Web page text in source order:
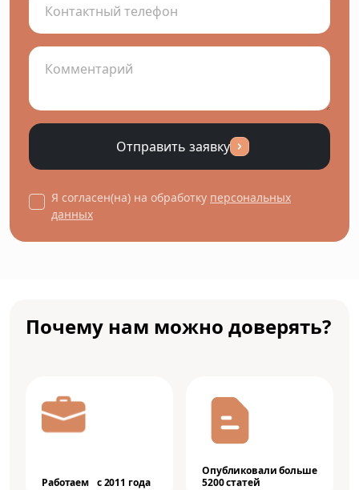
Отправить заявку
Я согласен(на) на обработку персональных
данных
Почему нам можно доверять?
Работаем с 2011 года
Опубликовали больше
5200 статей